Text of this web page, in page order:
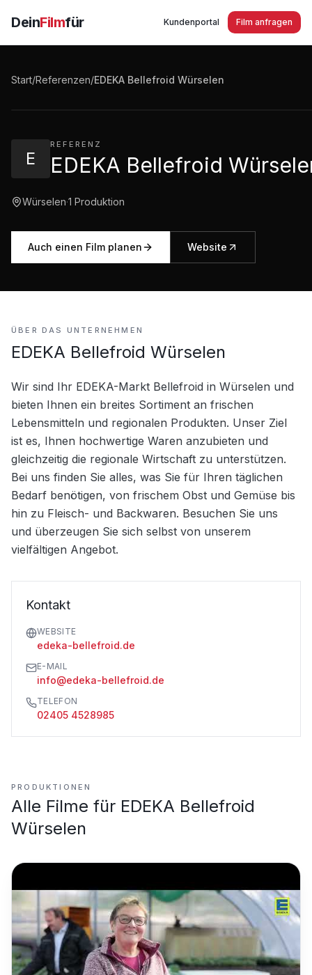
DeinFilmfür Kundenportal Film anfragen
Start/Referenzen/EDEKA Bellefroid Würselen
E
REFERENZ
EDEKA Bellefroid
Würselen·1 Produktion
Auch einen Film planen Website
EDEKA Bellefroid Würselen
ÜBER DAS UNTERNEHMEN
EDEKA Bellefroid Würselen
Wir sind Ihr EDEKA-Markt Bellefroid in Würselen und
bieten Ihnen ein breites Sortiment an frischen
Lebensmitteln und regionalen Produkten. Unser Ziel
ist es, Ihnen hochwertige Waren anzubieten und
gleichzeitig die regionale Wirtschaft zu unterstützen.
Bei uns finden Sie alles, was Sie für Ihren täglichen
Bedarf benötigen, von frischem Obst und Gemüse bis
hin zu Fleisch- und Backwaren. Besuchen Sie uns
und überzeugen Sie sich selbst von unserem
vielfältigen Angebot.
Kontakt
WEBSITE
edeka-bellefroid.de
E-MAIL
info@edeka-bellefroid.de
TELEFON
02405 4528985
PRODUKTIONEN
Alle Filme für EDEKA Bellefroid
Würselen